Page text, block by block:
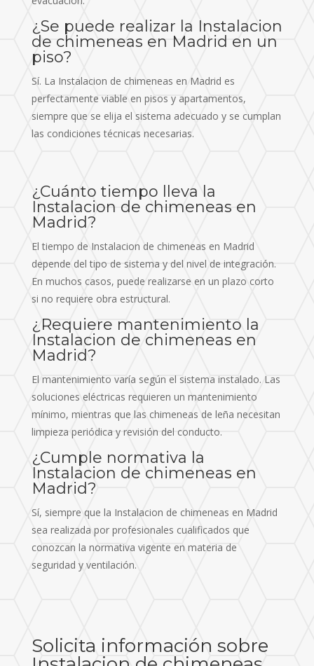
¿Se puede realizar la Instalacion
de chimeneas en Madrid en un
piso?
Sí. La Instalacion de chimeneas en Madrid es
perfectamente viable en pisos y apartamentos,
siempre que se elija el sistema adecuado y se cumplan
las condiciones técnicas necesarias.
¿Cuánto tiempo lleva la
Instalacion de chimeneas en
Madrid?
El tiempo de Instalacion de chimeneas en Madrid
depende del tipo de sistema y del nivel de integración.
En muchos casos, puede realizarse en un plazo corto
si no requiere obra estructural.
¿Requiere mantenimiento la
Instalacion de chimeneas en
Madrid?
El mantenimiento varía según el sistema instalado. Las
soluciones eléctricas requieren un mantenimiento
mínimo, mientras que las chimeneas de leña necesitan
limpieza periódica y revisión del conducto.
¿Cumple normativa la
Instalacion de chimeneas en
Madrid?
Sí, siempre que la Instalacion de chimeneas en Madrid
sea realizada por profesionales cualificados que
conozcan la normativa vigente en materia de
seguridad y ventilación.
Solicita información sobre